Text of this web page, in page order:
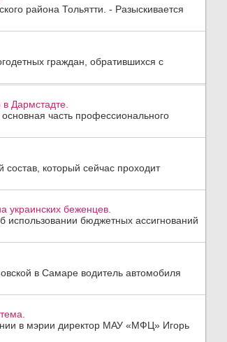
района Тольятти. - Разыскивается
граждан, обратившихся с
Дармстадте.
часть профессионального
который сейчас проходит
украинских беженцев.
использовании бюджетных ассигнований
в Самаре водитель автомобиля
в мэрии директор МАУ «МФЦ» Игорь